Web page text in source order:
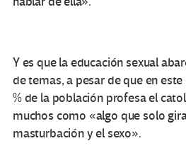
Y es que la educación sexual
de temas, a pesar de que en
% de la población profesa el
muchos como «algo que solo
masturbación y el sexo».